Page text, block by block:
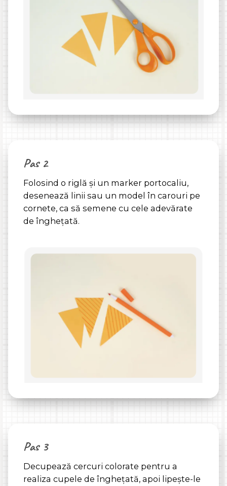
Pas 2
Folosind o riglă și un marker portocaliu,
desenează linii sau un model în carouri pe
cornete, ca să semene cu cele adevărate
de înghețată.
Pas 3
Decupează cercuri colorate pentru a
realiza cupele de înghețată, apoi lipește-le